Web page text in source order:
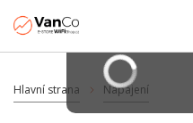
Hlavní strana Napájení